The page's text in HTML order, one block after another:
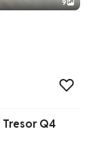
+2
9
Tresor Q4